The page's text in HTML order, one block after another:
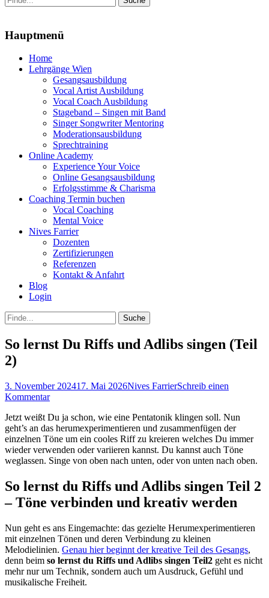
nach:
Hauptmenü
Zum
Inhalt
Home
Lehrgänge Wien
Gesangsausbildung
Vocal Artist Ausbildung
Vocal Coach Ausbildung
Stageband – Singen mit Band
Singer Songwriter Mentoring
Moderationsausbildung
Sprechtraining
Online Academy
Experience Your Voice
Online Gesangsausbildung
Erfolgsstimme & Charisma
Coaching Termin buchen
Vocal Coaching
Mental Voice
Nives Farrier
Dozenten
Zertifizierungen
Referenzen
Kontakt & Anfahrt
Blog
Login
bei
der
Suche
Suche
nach:
So lernst Du Riffs und Adlibs singen (Teil
2)
Posted
on
3. November 202417. Mai 2026Autor
Nives FarrierSchreib einen
Kommentar
Jetzt weißt Du ja schon, wie eine Pentatonik klingen soll. Nun
geht’s an das herumexperimentieren und zusammenfügen der
einzelnen Töne um ein cooles Riff zu kreieren welches Du immer
wieder verwenden oder variieren kannst. Du kannst auch Töne
weglassen. Singe von oben nach unten, oder von unten nach oben.
So lernst du Riffs und Adlibs singen Teil 2
– Töne verbinden und kreativ werden
Nun geht es ans Eingemachte: das gezielte Herumexperimentieren
mit einzelnen Tönen und deren Verbindung zu kleinen
Melodielinien. Genau hier beginnt der kreative Teil des Gesangs,
denn beim so lernst du Riffs und Adlibs singen Teil2 geht es nicht
mehr nur um Technik, sondern auch um Ausdruck, Gefühl und
musikalische Freiheit.